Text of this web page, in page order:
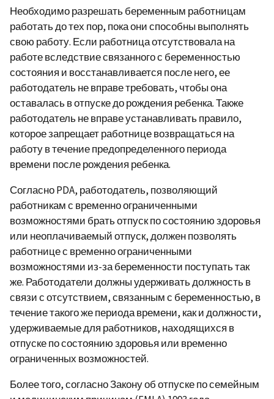
Необходимо разрешать беременным работницам
работать до тех пор, пока они способны выполнять
свою работу. Если работница отсутствовала на
работе вследствие связанного с беременностью
состояния и восстанавливается после него, ее
работодатель не вправе требовать, чтобы она
оставалась в отпуске до рождения ребенка. Также
работодатель не вправе устанавливать правило,
которое запрещает работнице возвращаться на
работу в течение предопределенного периода
времени после рождения ребенка.
Согласно PDA, работодатель, позволяющий
работникам с временно ограниченными
возможностями брать отпуск по состоянию здоровья
или неоплачиваемый отпуск, должен позволять
работнице с временно ограниченными
возможностями из-за беременности поступать так
же. Работодатели должны удерживать должность в
связи с отсутствием, связанным с беременностью, в
течение такого же периода времени, как и должности,
удерживаемые для работников, находящихся в
отпуске по состоянию здоровья или временно
ограниченных возможностей.
Более того, согласно Закону об отпуске по семейным